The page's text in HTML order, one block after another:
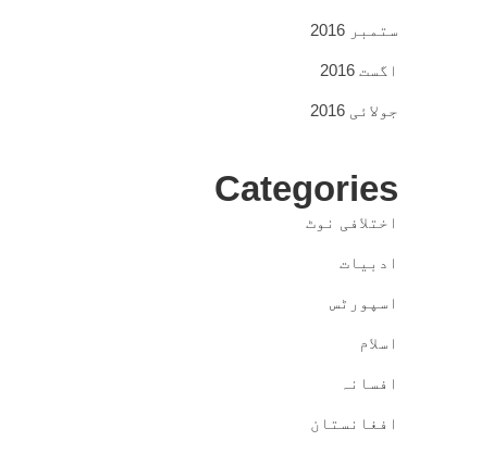
ستمبر 2016
اگست 2016
جولائی 2016
Categories
اختلافی نوٹ
ادبیات
اسپورٹس
اسلام
افسانہ
افغانستان